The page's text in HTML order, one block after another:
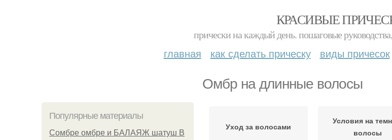
КРАСИВЫЕ
прически на каждый день. пошаговые
главная как сделать прическу виды причесок
Омбр на длинные волосы
Популярные материалы
Сомбре омбре и БАЛАЯЖ шатуш В
Уход за волосами
Условия на
волосы